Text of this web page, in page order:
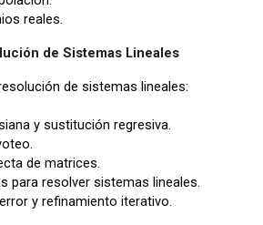
reales.
de Sistemas Lineales
de sistemas lineales:
y sustitución regresiva.
de matrices.
para resolver sistemas lineales.
y refinamiento iterativo.